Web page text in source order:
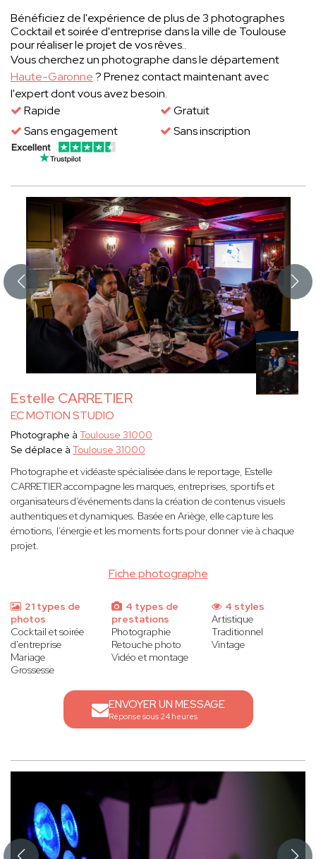
Bénéficiez de l'expérience de plus de 3 photographes
Cocktail et soirée d'entreprise dans la ville de Toulouse
pour réaliser le projet de vos rêves..
Vous cherchez un photographe dans le département
Haute-Garonne? Prenez contact maintenant avec
l'expert dont vous avez besoin.
Rapide
Gratuit
Sans engagement
Sans inscription
Estelle CARRETIER
EC MOTION STUDIO
Fiche photographe
Photographe à Toulouse 31000
Se déplace à Toulouse 31000
Photographe et vidéaste spécialisée dans le reportage, Estelle
CARRETIER accompagne les marques, entreprises, sportifs et
organisateurs d’événements dans la création de contenus visuels
authentiques et dynamiques. Basée en Ariège, elle capture les
émotions, l’énergie et les moments forts pour donner vie à chaque
projet.
21 types de
photos
Cocktail et soirée
d'entreprise
Mariage
Grossesse
4 types de
prestations
Photographie
Retouche photo
Vidéo et montage
4 styles
Artistique
Traditionnel
Vintage
ENVOYER UN MESSAGE
Réponse sous 24 heures